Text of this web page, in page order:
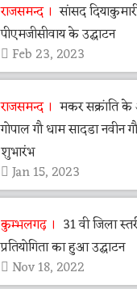
राजसमन्द
सांसद
पीएमजीसीवाय के उद्घाटन
Feb 23, 2023
राजसमन्द
मकर सक्रांति के
गोपाल गौ धाम सादडा
शुभारंभ
Jan 15, 2023
कुम्भलगढ़
31 वी जिला
प्रतियोगिता का हुआ उद्घाटन
Nov 18, 2022